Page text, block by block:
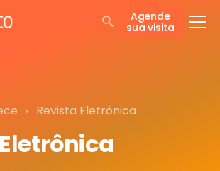
Agende
sua visita
Revista Eletrônica